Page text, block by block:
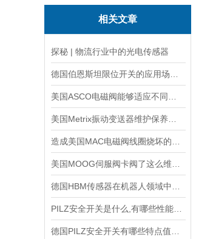
相关文章
探秘 | 物流行业中的光电传感器